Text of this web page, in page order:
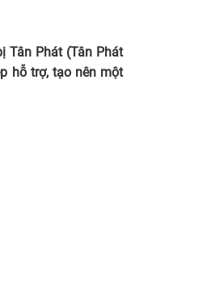
Tân Phát (Tân Phát
hỗ trợ, tạo nên một